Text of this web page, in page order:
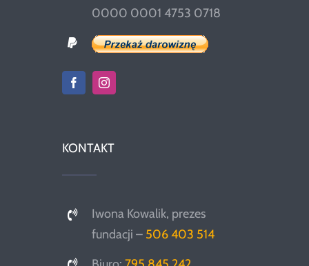
0000 0001 4753 0718
KONTAKT
Iwona Kowalik, prezes
fundacji – 506 403 514